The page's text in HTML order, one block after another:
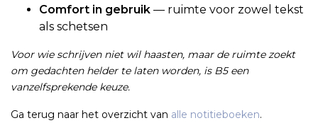
Comfort in gebruik — ruimte voor zowel tekst
als schetsen
Voor wie schrijven niet wil haasten, maar de ruimte zoekt
om gedachten helder te laten worden, is B5 een
vanzelfsprekende keuze.
Ga terug naar het overzicht van alle notitieboeken.